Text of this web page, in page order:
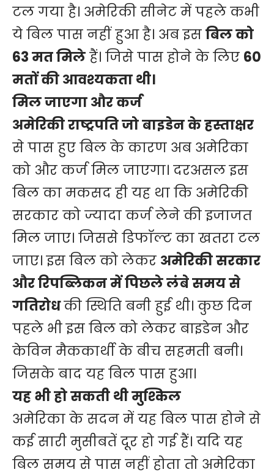
टल गया है। अमेरिकी सीनेट में पहले कभी
ये बिल पास नहीं हुआ है। अब इसबिल को
63 मत मिलेहैं। जिसे पास होने के लिए 60
मतों की आवश्यकता थी।
मिल जाएगा और कर्ज
अमेरिकी राष्ट्रपति जो बाइडेन के हस्ताक्षर
से पास हुए बिल के कारण अब अमेरिका
को और कर्ज मिल जाएगा। दरअसल इस
बिल का मकसद ही यह था कि अमेरिकी
सरकार को ज्यादा कर्ज लेने की इजाजत
मिल जाए। जिससे डिफाॅल्ट का खतरा टल
जाए। इस बिल को लेकर अमेरिकी सरकार
और रिपब्लिकन में पिछले लंबे समय से
गतिरोधकी स्थिति बनी हुई थी। कुछ दिन
पहले भी इस बिल को लेकर बाइडेन और
केविन मैककार्थी के बीच सहमती बनी।
जिसके बाद यह बिल पास हुआ।
यह भी हो सकती थी मुश्किल
अमेरिका के सदन में यह बिल पास होने से
कई सारी मुसीबतें दूर हो गई हैं। यदि यह
बिल समय से पास नहीं होता तो अमेरिका